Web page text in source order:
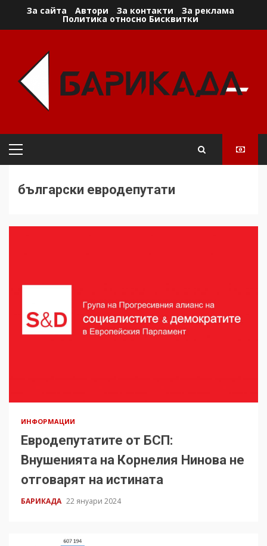
За сайта Автори За контакти За реклама
Политика относно Бисквитки
Primary
български евродепутати
ИНФОРМАЦИИ
Евродепутатите от БСП:
Внушенията на Корнелия Нинова не
отговарят на истината
БАРИКАДА 22 януари 2024